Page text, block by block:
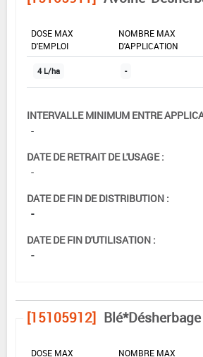
DOSE MAX
D'EMPLOI
NOMBRE MAX
D'APPLICATION
4 L/ha -
INTERVALLE MINIMUM ENTRE
-
DATE DE RETRAIT DE L'USAGE :
-
DATE DE FIN DE DISTRIBUTION :
-
DATE DE FIN D'UTILISATION :
-
[15105912] Blé*Désherbage
DOSE MAX
NOMBRE MAX